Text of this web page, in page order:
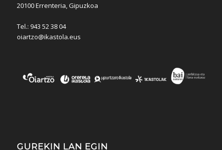
20100 Errenteria, Gipuzkoa
Tel.: 943 52 38 04
oiartzo@ikastola.eus
GUREKIN LAN EGIN